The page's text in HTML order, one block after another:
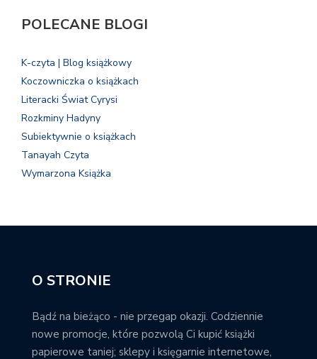
POLECANE BLOGI
K-czyta | Blog książkowy
Koczowniczka o książkach
Literacki Świat Cyrysi
Rozkminy Hadyny
Subiektywnie o książkach
Tanayah Czyta
Wymarzona Książka
O STRONIE
Bądź na bieżąco - nie przegap okazji. Codziennie
nowe promocje, które pozwolą Ci kupić książki
papierowe taniej; sklepy i księgarnie internetowe,